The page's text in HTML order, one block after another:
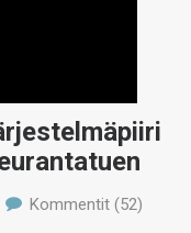
Kommentit (52)